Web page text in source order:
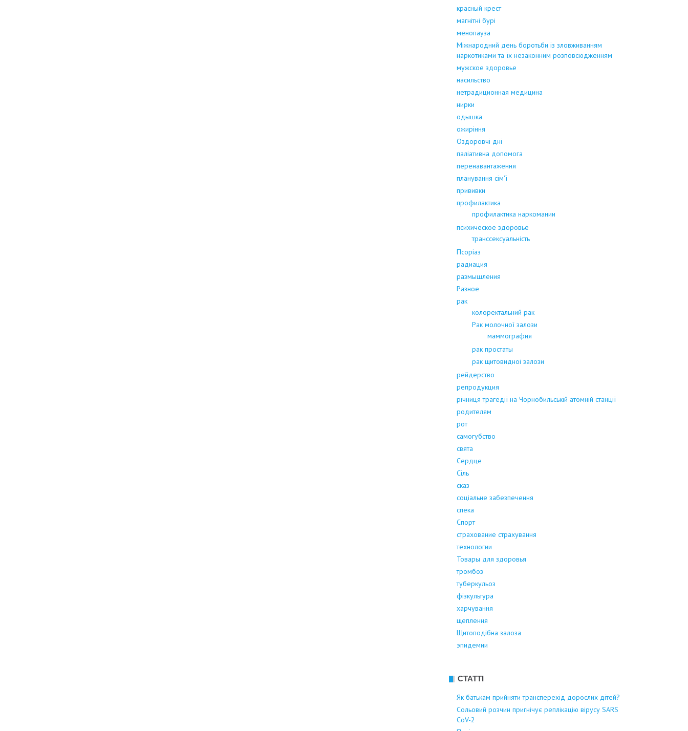
красный крест
магнітні бурі
менопауза
Міжнародний день боротьби із зловживанням
наркотиками та їх незаконним розповсюдженням
мужское здоровье
насильство
нетрадиционная медицина
нирки
одышка
ожиріння
Оздоровчі дні
паліативна допомога
перенавантаження
планування сім'ї
прививки
профилактика
профилактика наркомании
психическое здоровье
транссексуальність
Псоріаз
радиация
размышления
Разное
рак
колоректальний рак
Рак молочної залози
маммография
рак простаты
рак щитовидноі залози
рейдерство
репродукция
річниця трагедії на Чорнобильській атомній станції
родителям
рот
самогубство
свята
Сердце
Сіль
сказ
соціальне забезпечення
спека
Спорт
страхование страхування
технологии
Товары для здоровья
тромбоз
туберкульоз
фізкультура
харчування
щеплення
Щитоподібна залоза
эпидемии
СТАТТІ
Як батькам прийняти трансперехід дорослих дітей?
Сольовий розчин пригнічує реплікацію вірусу SARS
CoV-2